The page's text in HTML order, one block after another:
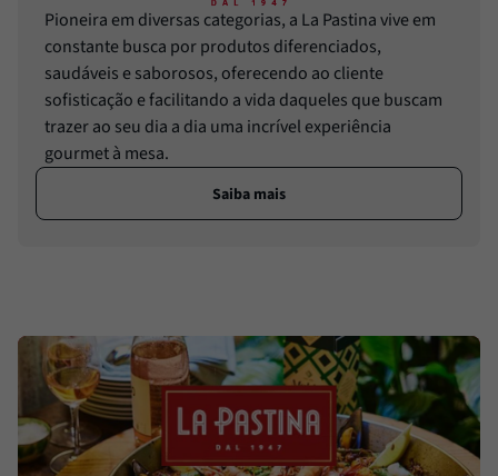
Pioneira em diversas categorias, a La Pastina vive em
constante busca por produtos diferenciados,
saudáveis e saborosos, oferecendo ao cliente
sofisticação e facilitando a vida daqueles que buscam
trazer ao seu dia a dia uma incrível experiência
gourmet à mesa.
Saiba mais